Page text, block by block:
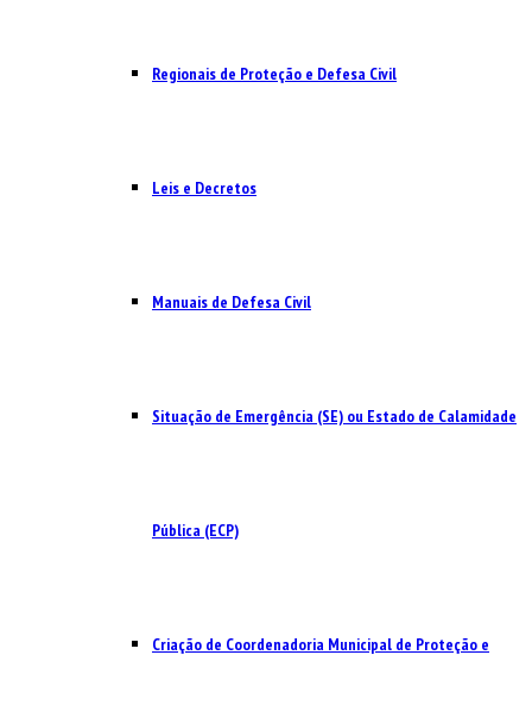
Regionais de Proteção e Defesa Civil
Leis e Decretos
Manuais de Defesa Civil
Situação de Emergência (SE) ou Estado de Calamidade
Pública (ECP)
Criação de Coordenadoria Municipal de Proteção e